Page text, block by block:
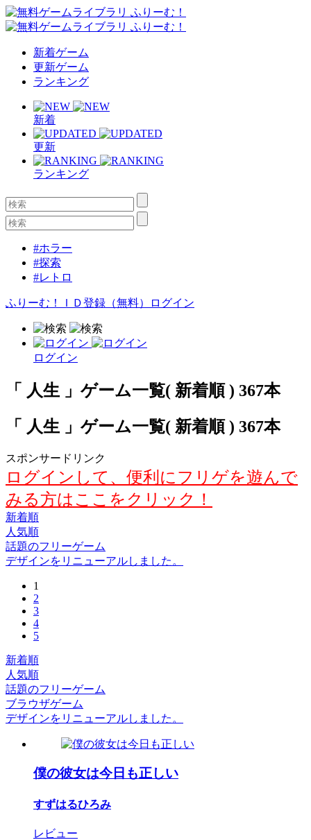
新着ゲーム
更新ゲーム
ランキング
新着
更新
ランキング
#ホラー
#探索
#レトロ
ふりーむ！ＩＤ登録（無料） ログイン
ログイン
「 人生 」ゲーム一覧( 新着順 ) 367本
「 人生 」ゲーム一覧( 新着順 ) 367本
スポンサードリンク
ログインして、便利にフリゲを遊んで
みる方はここをクリック！
新着順
人気順
話題のフリーゲーム
デザインをリニューアルしました。
1
2
3
4
5
新着順
人気順
話題のフリーゲーム
ブラウザゲーム
デザインをリニューアルしました。
僕の彼女は今日も正しい
すずはるひろみ
レビュー